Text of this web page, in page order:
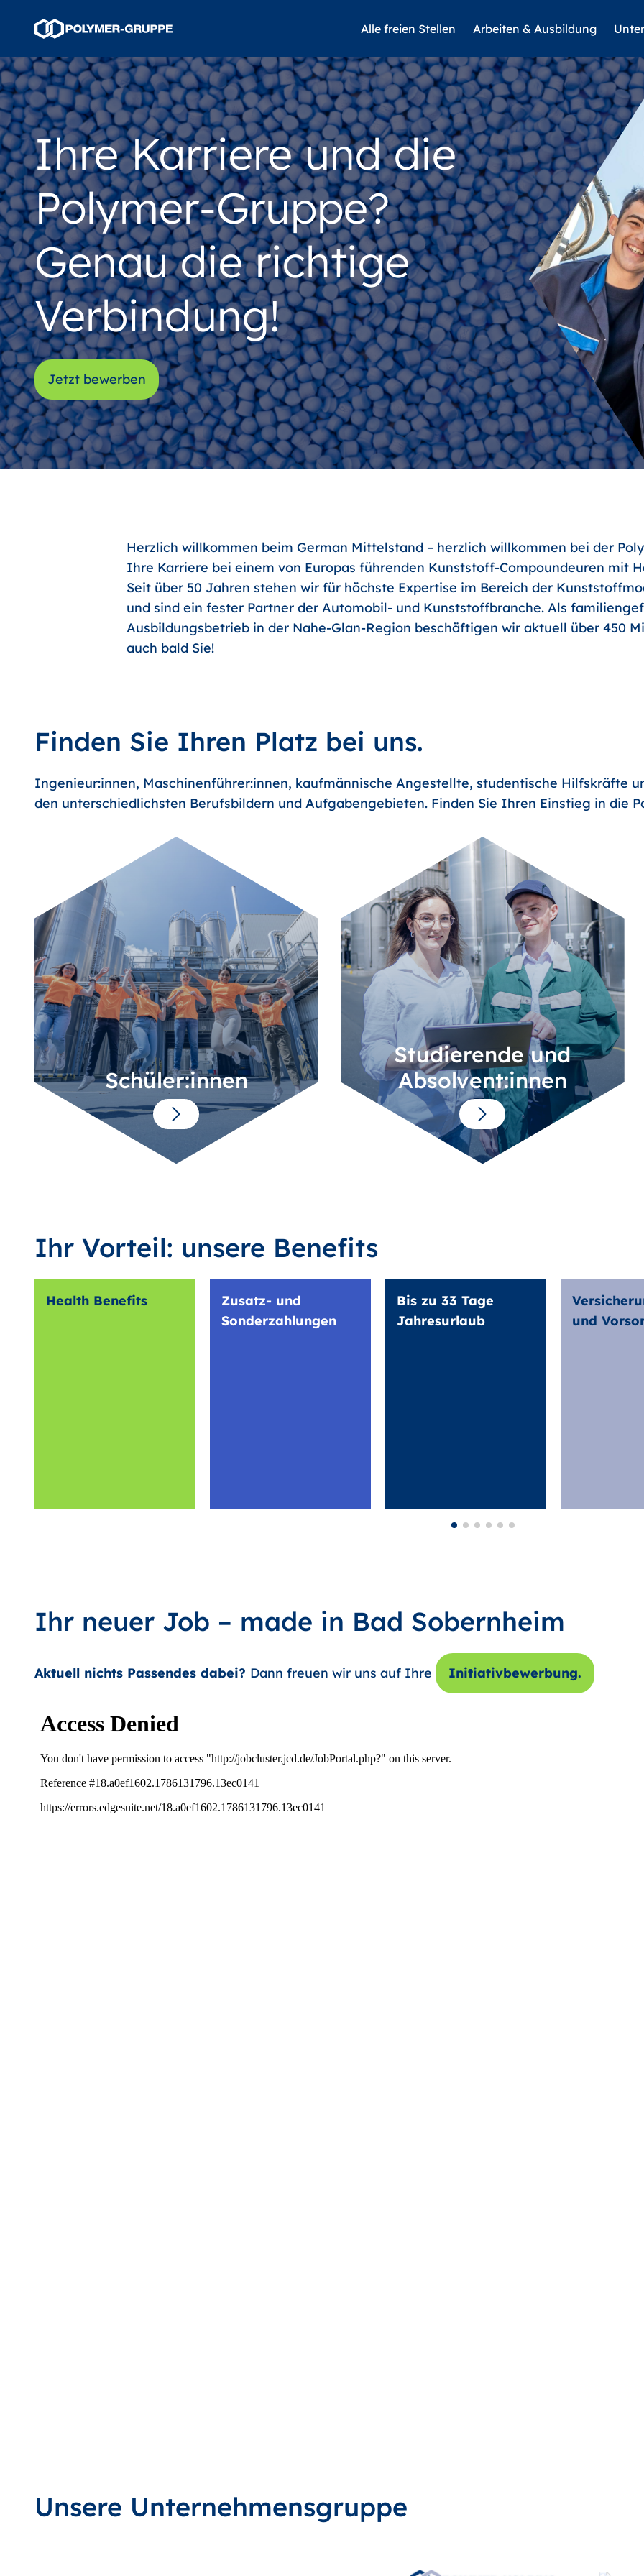
Alle freien Stellen Arbeiten & Ausbildung
Ihre Karriere und die
Polymer-Gruppe?
Genau die richtige
Verbindung!
Jetzt bewerben
Herzlich willkommen beim German Mittelstand – herzlich willkommen bei der
Ihre Karriere bei einem von Europas führenden Kunststoff-Compoundeuren mit
Seit über 50 Jahren stehen wir für höchste Expertise im Bereich der
und sind ein fester Partner der Automobil- und Kunststoffbranche. Als
Ausbildungsbetrieb in der Nahe-Glan-Region beschäftigen wir aktuell über 450
auch bald Sie!
Finden Sie Ihren Platz bei uns.
Ingenieur:innen, Maschinenführer:innen, kaufmännische Angestellte, studentische Hilfskräfte
den unterschiedlichsten Berufsbildern und Aufgabengebieten. Finden Sie Ihren Einstieg in die
Schüler:innen
Studierende und
Absolvent:innen
Ihr Vorteil: unsere Benefits
Health Benefits
Zusatz- und
Sonderzahlungen
Bis zu 33 Tage
Jahresurlaub
und
Ihr neuer Job – made in Bad Sobernheim
Aktuell nichts Passendes dabei? Dann freuen wir uns auf Ihre Initiativbewerbung.
Unsere Unternehmensgruppe